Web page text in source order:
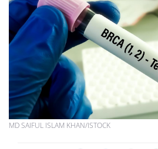
MD SAIFUL ISLAM KHAN/ISTOCK